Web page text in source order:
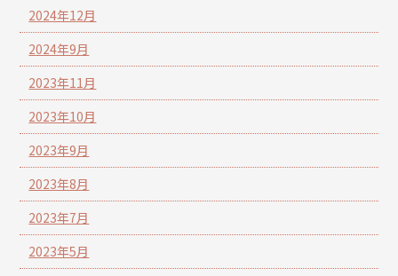
2024年12月
2024年9月
2023年11月
2023年10月
2023年9月
2023年8月
2023年7月
2023年5月